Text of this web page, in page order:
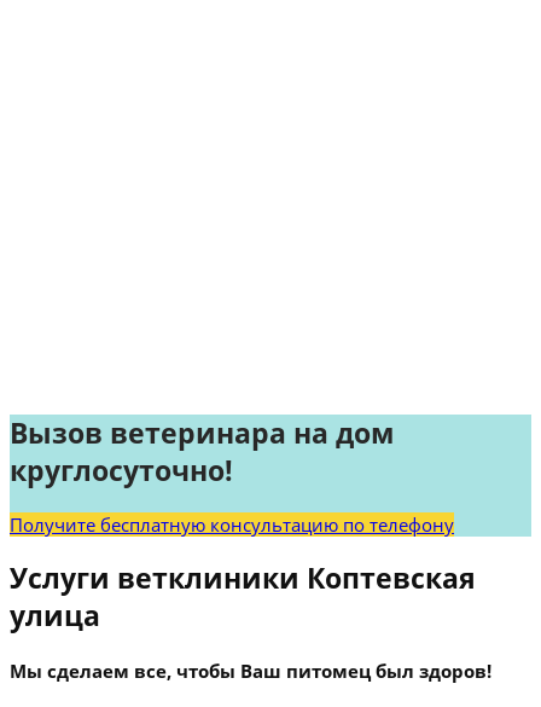
Вызов ветеринара на дом
круглосуточно!
Получите бесплатную консультацию по телефону
Услуги ветклиники Коптевская
улица
Мы сделаем все, чтобы Ваш питомец был здоров!